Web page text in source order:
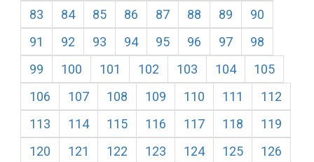
83
84 85 86 87 88 89
90
91
92 93 94 95 96 97
98
99
100 101 102 103 104
105
106
107 108 109 110 111
112
113
114 115 116 117 118
119
120
121 122 123 124 125
126